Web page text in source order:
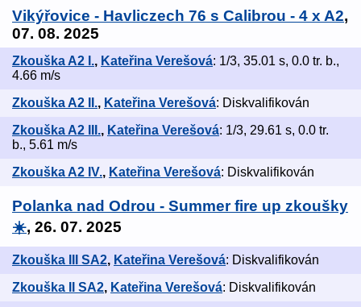
Vikýřovice - Havliczech 76 s Calibrou - 4 x A2,
07. 08. 2025
Zkouška A2 I., Kateřina Verešová: 1/3, 35.01 s, 0.0 tr. b.,
4.66 m/s
Zkouška A2 II., Kateřina Verešová: Diskvalifikován
Zkouška A2 III., Kateřina Verešová: 1/3, 29.61 s, 0.0 tr.
b., 5.61 m/s
Zkouška A2 IV., Kateřina Verešová: Diskvalifikován
Polanka nad Odrou - Summer fire up zkoušky
☀️, 26. 07. 2025
Zkouška III SA2, Kateřina Verešová: Diskvalifikován
Zkouška II SA2, Kateřina Verešová: Diskvalifikován